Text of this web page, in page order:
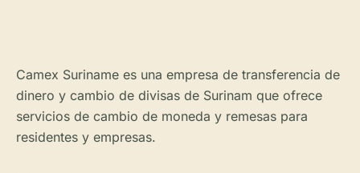
Camex Suriname es una empresa de transferencia de
dinero y cambio de divisas de Surinam que ofrece
servicios de cambio de moneda y remesas para
residentes y empresas.